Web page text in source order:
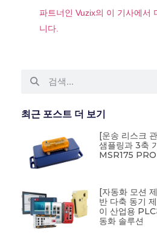
파트너인 Vuzix의 이 기사에서
니다.
최근 포스트 더 보기
[운송 리스크
샘플링과 3축
MSR175 PRO
[자동화 모션
반 다축 동기
이 산업용
동화 솔루션